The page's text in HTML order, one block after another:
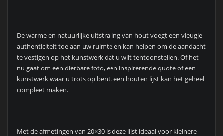
De warme en natuurlijke uitstraling van hout voegt een vleugje
authenticiteit toe aan uw ruimte en kan helpen om de aandacht
te vestigen op het kunstwerk dat u wilt tentoonstellen. Of het
nu gaat om een dierbare foto, een inspirerende quote of een
kunstwerk waar u trots op bent, een houten lijst kan het geheel
compleet maken.
Met de afmetingen van 20×30 is deze lijst ideaal voor kleinere